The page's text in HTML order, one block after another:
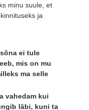
minu suule, et
ja
ei tule
mis on mu
ma selle
vahedam kui
läbi, kuni ta